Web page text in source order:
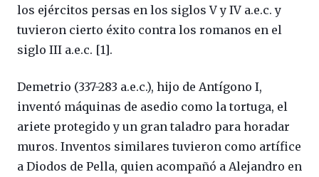
los ejércitos persas en los siglos V y IV a.e.c. y
tuvieron cierto éxito contra los romanos en el
siglo III a.e.c. [1].
Demetrio (337-283 a.e.c.), hijo de Antígono I,
inventó máquinas de asedio como la tortuga, el
ariete protegido y un gran taladro para horadar
muros. Inventos similares tuvieron como artífice
a Diodos de Pella, quien acompañó a Alejandro en